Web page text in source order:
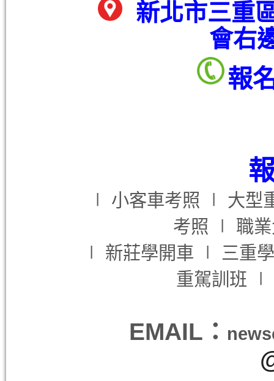
新北市三重
會右
報
∣ 小客車考照 ∣ 大型
考照 ∣ 職
∣
新莊學開車 ∣ 三重
重駕訓班 ∣
EMAIL：